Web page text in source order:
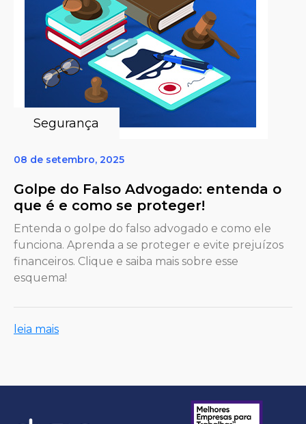
Segurança
08 de setembro, 2025
Golpe do Falso Advogado: entenda o
que é e como se proteger!
Entenda o golpe do falso advogado e como ele
funciona. Aprenda a se proteger e evite prejuízos
financeiros. Clique e saiba mais sobre esse
esquema!
leia mais